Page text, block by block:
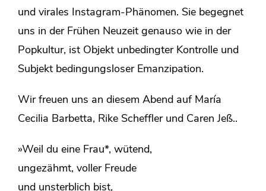
und virales Instagram-Phänomen. Sie begegnet
uns in der Frühen Neuzeit genauso wie in der
Popkultur, ist Objekt unbedingter Kontrolle und
Subjekt bedingungsloser Emanzipation.
Wir freuen uns an diesem Abend auf María
Cecilia Barbetta, Rike Scheffler und Caren Jeß..
»Weil du eine Frau*, wütend,
ungezähmt, voller Freude
und unsterblich bist,